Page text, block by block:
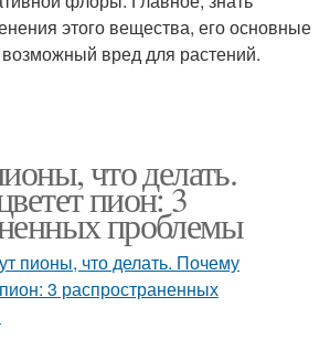
этого вещества, его основные
возможный вред для растений.
что делать.
пион: 3
проблемы